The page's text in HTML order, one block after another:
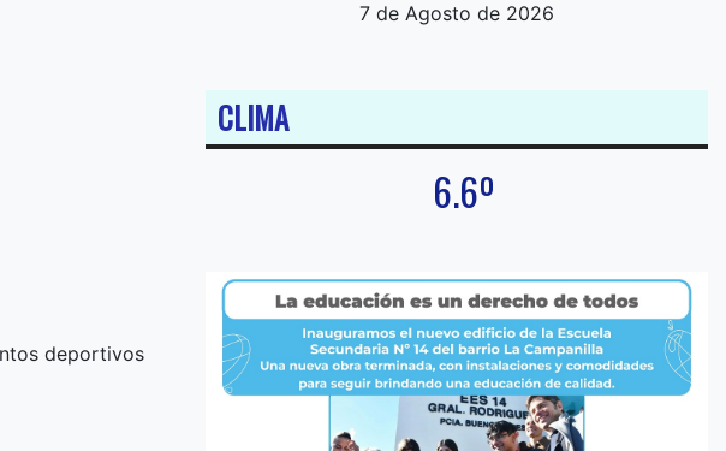
deportivos
7 de Agosto de 2026
CLIMA
6.6º